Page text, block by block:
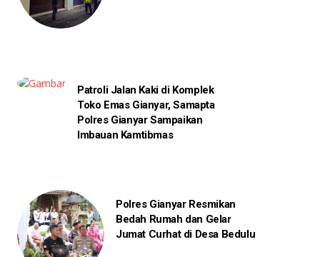
Patroli Jalan Kaki di Komplek
Toko Emas Gianyar, Samapta
Polres Gianyar Sampaikan
Imbauan Kamtibmas
Polres Gianyar Resmikan
Bedah Rumah dan Gelar
Jumat Curhat di Desa Bedulu